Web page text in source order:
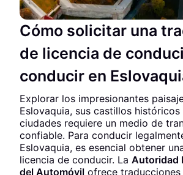
Cómo solicitar una
de licencia de
conducir en
Explorar los impresionantes
Eslovaquia, sus castillos
ciudades requiere un medio de
confiable. Para conducir
Eslovaquia, es esencial obtener
licencia de conducir. La Autoridad
del Automóvil ofrece